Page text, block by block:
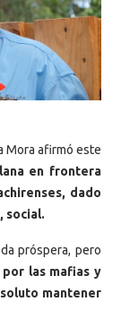
Mora afirmó este
en frontera
dado
social.
próspera, pero
las mafias y
mantener